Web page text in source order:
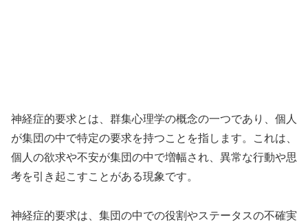
神経症的要求とは、群集心理学の概念の一つであり、個人
が集団の中で特定の要求を持つことを指します。これは、
個人の欲求や不安が集団の中で増幅され、異常な行動や思
考を引き起こすことがある現象です。
神経症的要求は、集団の中での役割やステータスの不確実